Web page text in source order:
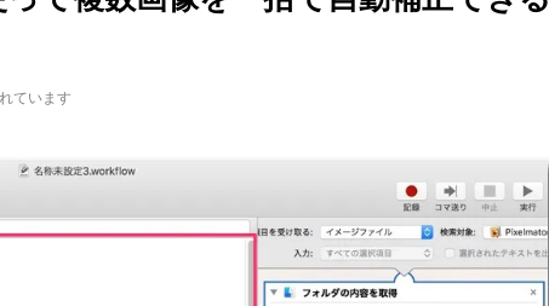
ています